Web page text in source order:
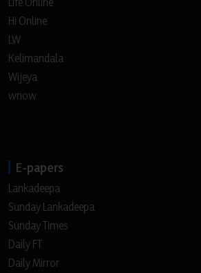
Hi Online
LW
Kelimandala
Wijeya
wnow
E-papers
Lankadeepa
Sunday Lankadeepa
Sunday Times
Daily FT
Daily Mirror